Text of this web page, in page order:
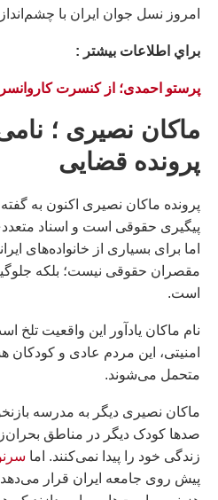
امروز نسل جوان ایران با
براي اطلاعات بيشتر :
پرستو احمدی؛ از کنسرت
ماکان نصيرى ؛
پرونده قضایی
پرونده ماکان نصیری اکنون به
پیگیری حقوقی است و اسناد
اما برای بسیاری از خانواده‌های
مقصران حقوقی نیست؛ بلکه
است.
نام ماکان یادآور این واقعیت
امنیتی، این مردم عادی و کودکان
متحمل می‌شوند.
ماکان نصیری دیگر به مدرسه
صدها کودک دیگر در مناطق
زندگی خود را پیدا نمی‌کنند. اما
پیش روی جامعه ایران قرار می‌دهد: